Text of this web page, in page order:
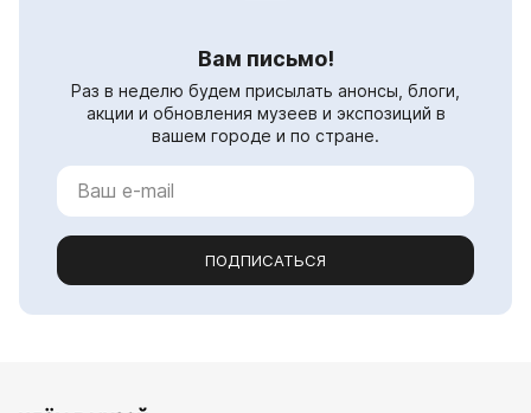
Вам письмо!
Раз в неделю будем присылать анонсы, блоги,
акции и обновления музеев и экспозиций в
вашем городе и по стране.
ПОДПИСАТЬСЯ